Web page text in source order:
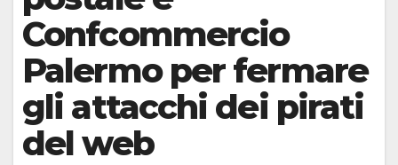
Confcommercio
Palermo per fermare
gli attacchi dei pirati
del web